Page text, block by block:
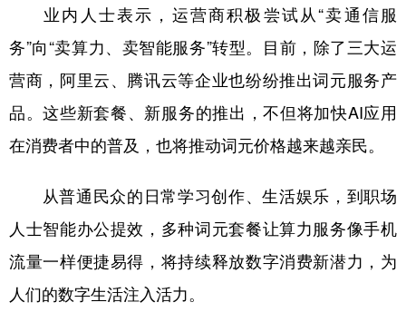
业内人士表示，运营商积极尝试从“卖通信服
务”向“卖算力、卖智能服务”转型。目前，除了三大运
营商，阿里云、腾讯云等企业也纷纷推出词元服务产
品。这些新套餐、新服务的推出，不但将加快AI应用
在消费者中的普及，也将推动词元价格越来越亲民。
从普通民众的日常学习创作、生活娱乐，到职场
人士智能办公提效，多种词元套餐让算力服务像手机
流量一样便捷易得，将持续释放数字消费新潜力，为
人们的数字生活注入活力。